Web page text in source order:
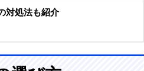
対処法も紹介